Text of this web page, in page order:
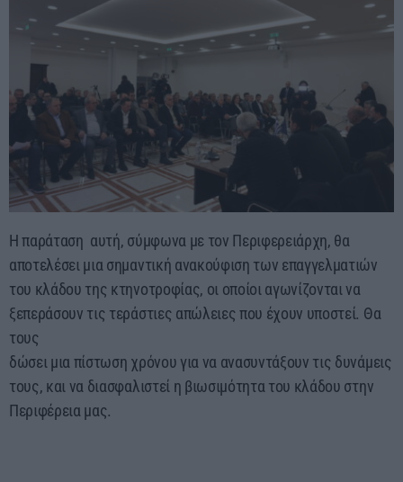
Η παράταση αυτή, σύμφωνα με τον Περιφερειάρχη, θα
αποτελέσει μια σημαντική ανακούφιση των επαγγελματιών
του κλάδου της κτηνοτροφίας, οι οποίοι αγωνίζονται να
ξεπεράσουν τις τεράστιες απώλειες που έχουν υποστεί. Θα
τους
δώσει μια πίστωση χρόνου για να ανασυντάξουν τις δυνάμεις
τους, και να διασφαλιστεί η βιωσιμότητα του κλάδου στην
Περιφέρεια μας.